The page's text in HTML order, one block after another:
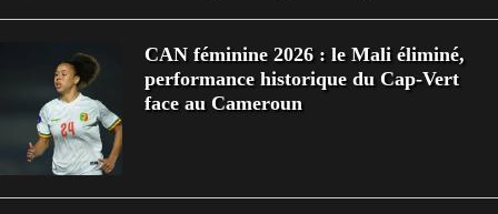
CAN féminine 2026 : le Mali éliminé,
performance historique du Cap-Vert
face au Cameroun